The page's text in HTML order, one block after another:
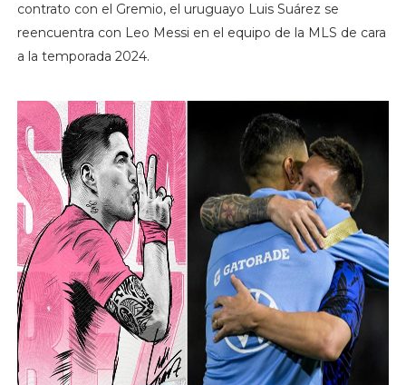
contrato con el Gremio, el uruguayo Luis Suárez se
reencuentra con Leo Messi en el equipo de la MLS de cara
a la temporada 2024.